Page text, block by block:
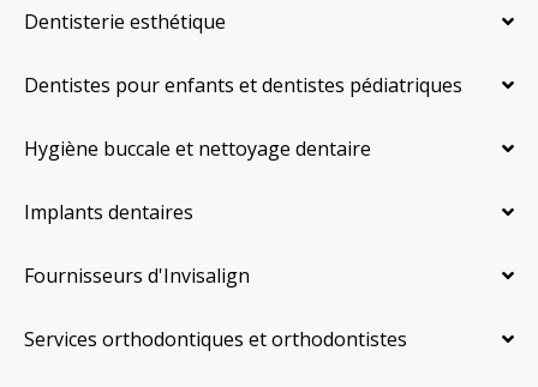
Dentisterie esthétique
Dentistes pour enfants et dentistes pédiatriques
Hygiène buccale et nettoyage dentaire
Implants dentaires
Fournisseurs d'Invisalign
Services orthodontiques et orthodontistes